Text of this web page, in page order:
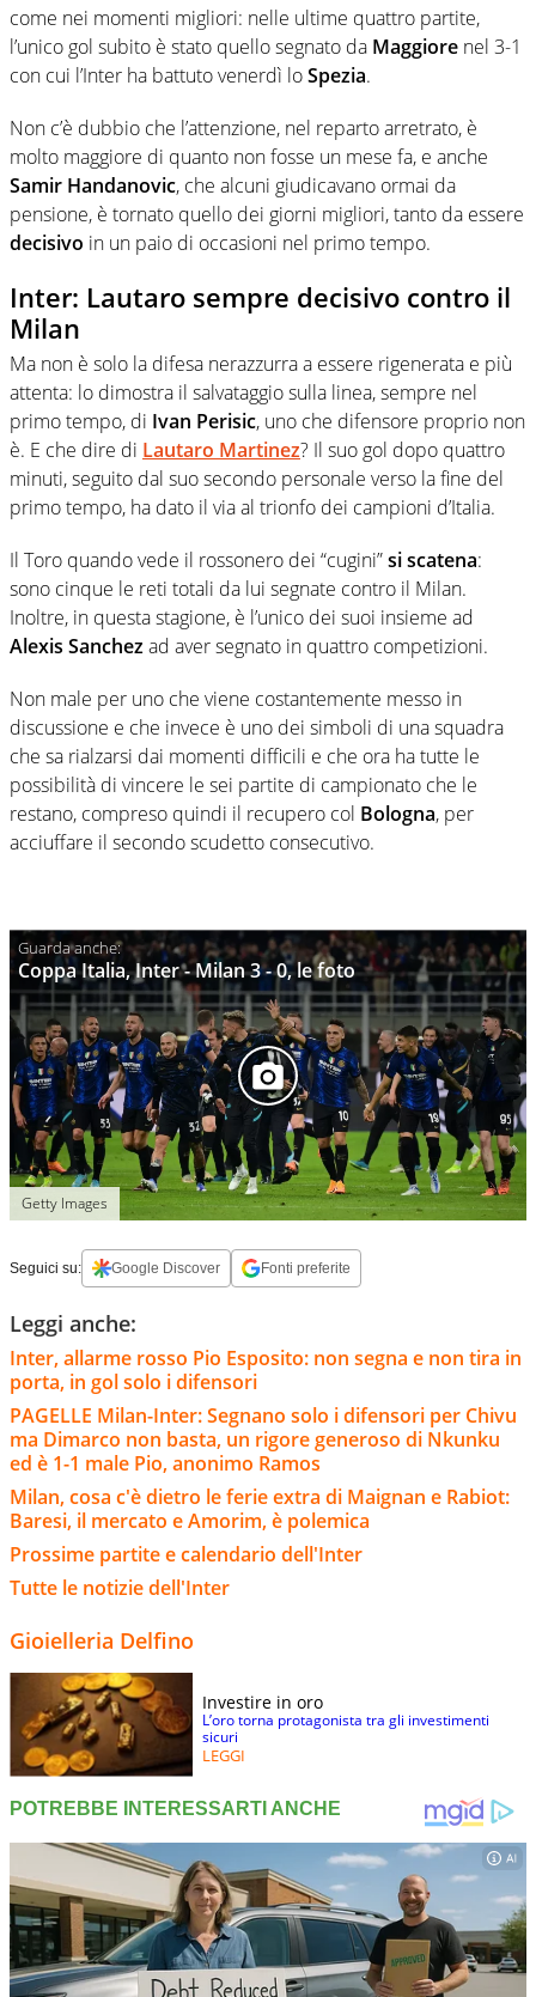
come nei momenti migliori: nelle ultime quattro partite,
l’unico gol subito è stato quello segnato da Maggiore nel 3-1
con cui l’Inter ha battuto venerdì loSpezia.
Non c’è dubbio che l’attenzione, nel reparto arretrato, è
molto maggiore di quanto non fosse un mese fa, e anche
Samir Handanovic, che alcuni giudicavano ormai da
pensione, è tornato quello dei giorni migliori, tanto da essere
decisivo in un paio di occasioni nel primo tempo.
Inter: Lautaro sempre decisivo contro il
Milan
Ma non è solo la difesa nerazzurra a essere rigenerata e più
attenta: lo dimostra il salvataggio sulla linea, sempre nel
primo tempo, di Ivan Perisic, uno che difensore proprio non
è. E che dire di Lautaro Martinez? Il suo gol dopo quattro
minuti, seguito dal suo secondo personale verso la fine del
primo tempo, ha dato il via al trionfo dei campioni d’Italia.
Il Toro quando vede il rossonero dei “cugini”si scatena:
sono cinque le reti totali da lui segnate contro il Milan.
Inoltre, in questa stagione, è l’unico dei suoi insieme ad
Alexis Sanchezad aver segnato in quattro competizioni.
Non male per uno che viene costantemente messo in
discussione e che invece è uno dei simboli di una squadra
che sa rialzarsi dai momenti difficili e che ora ha tutte le
possibilità di vincere le sei partite di campionato che le
restano, compreso quindi il recupero col Bologna, per
acciuffare il secondo scudetto consecutivo.
Coppa Italia, Inter - Milan 3 - 0, le foto
Getty Images
Seguici su: Google Discover Fonti preferite
Leggi anche:
Inter, allarme rosso Pio Esposito: non segna e non tira in
porta, in gol solo i difensori
PAGELLE Milan-Inter: Segnano solo i difensori per Chivu
ma Dimarco non basta, un rigore generoso di Nkunku
ed è 1-1 male Pio, anonimo Ramos
Milan, cosa c'è dietro le ferie extra di Maignan e Rabiot:
Baresi, il mercato e Amorim, è polemica
Prossime partite e calendario dell'Inter
Tutte le notizie dell'Inter
Gioielleria Delfino
Investire in oro
L’oro torna protagonista tra gli investimenti
sicuri
LEGGI